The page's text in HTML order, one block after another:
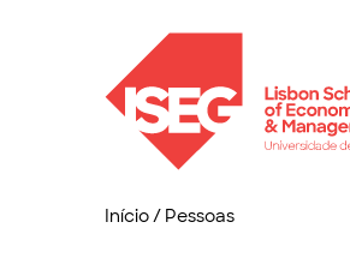
Início/ Pessoas